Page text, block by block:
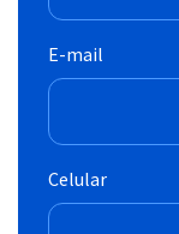
E-mail
Celular